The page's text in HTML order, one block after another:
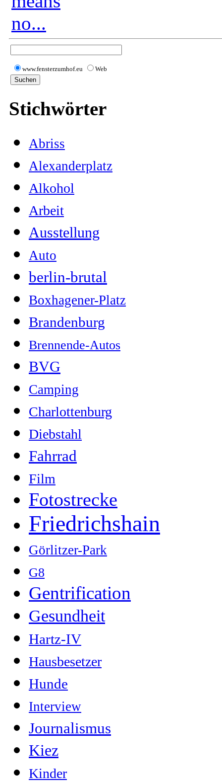
www.fensterzumhof.eu Web
Stichwörter
Abriss
Alexanderplatz
Alkohol
Arbeit
Ausstellung
Auto
berlin-brutal
Boxhagener-Platz
Brandenburg
Brennende-Autos
BVG
Camping
Charlottenburg
Diebstahl
Fahrrad
Film
Fotostrecke
Friedrichshain
Görlitzer-Park
G8
Gentrification
Gesundheit
Hartz-IV
Hausbesetzer
Hunde
Interview
Journalismus
Kiez
Kinder